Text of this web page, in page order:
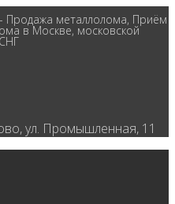
металлолома, Приём
в Москве, московской
ул. Промышленная, 11